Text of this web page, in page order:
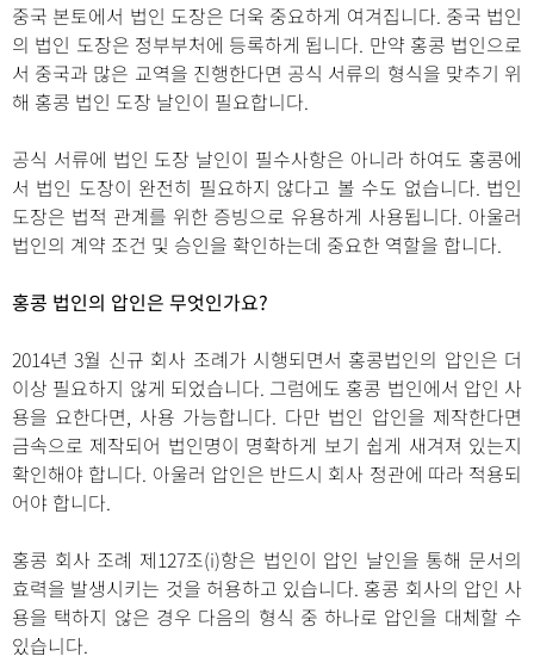
중국 본토에서 법인 도장은 더욱 중요하게 여겨집니다. 중국 법인
의 법인 도장은 정부부처에 등록하게 됩니다. 만약 홍콩 법인으로
서 중국과 많은 교역을 진행한다면 공식 서류의 형식을 맞추기 위
해 홍콩 법인 도장 날인이 필요합니다.
공식 서류에 법인 도장 날인이 필수사항은 아니라 하여도 홍콩에
서 법인 도장이 완전히 필요하지 않다고 볼 수도 없습니다. 법인
도장은 법적 관계를 위한 증빙으로 유용하게 사용됩니다. 아울러
법인의 계약 조건 및 승인을 확인하는데 중요한 역할을 합니다.
홍콩 법인의 압인은 무엇인가요?
2014년 3월 신규 회사 조례가 시행되면서 홍콩법인의 압인은 더
이상 필요하지 않게 되었습니다. 그럼에도 홍콩 법인에서 압인 사
용을 요한다면, 사용 가능합니다. 다만 법인 압인을 제작한다면
금속으로 제작되어 법인명이 명확하게 보기 쉽게 새겨져 있는지
확인해야 합니다. 아울러 압인은 반드시 회사 정관에 따라 적용되
어야 합니다.
홍콩 회사 조례 제127조(i)항은 법인이 압인 날인을 통해 문서의
효력을 발생시키는 것을 허용하고 있습니다. 홍콩 회사의 압인 사
용을 택하지 않은 경우 다음의 형식 중 하나로 압인을 대체할 수
있습니다.